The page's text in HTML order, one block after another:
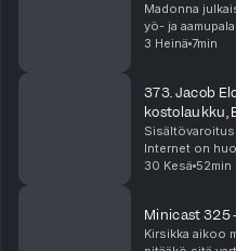
Madonna
yö- ja
hyviä
3 Heinä 7min
373. Jacob
kostolaukku,
Granden
Internet on
on vahva
30 Kesä 52min
Minicast 325
Kirsikka aikoo